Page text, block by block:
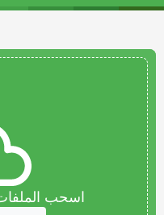
اسحب الملفات